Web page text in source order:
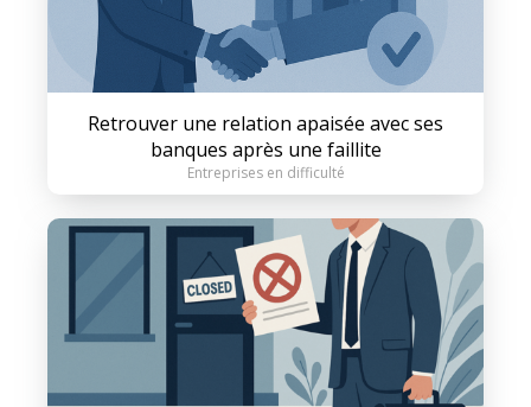
Retrouver une relation apaisée avec ses
banques après une faillite
Entreprises en difficulté